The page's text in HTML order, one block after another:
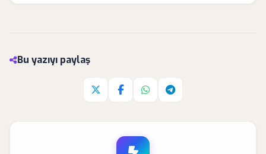
Bu yazıyı paylaş
Twitter'da paylaş
Facebook'da paylaş
Whatsapp'da paylaş
Telegram'da paylaş